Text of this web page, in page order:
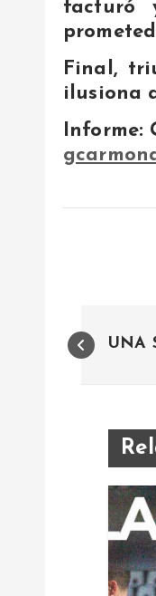
facturó
Final,
ilusiona
Informe:
N
UNA